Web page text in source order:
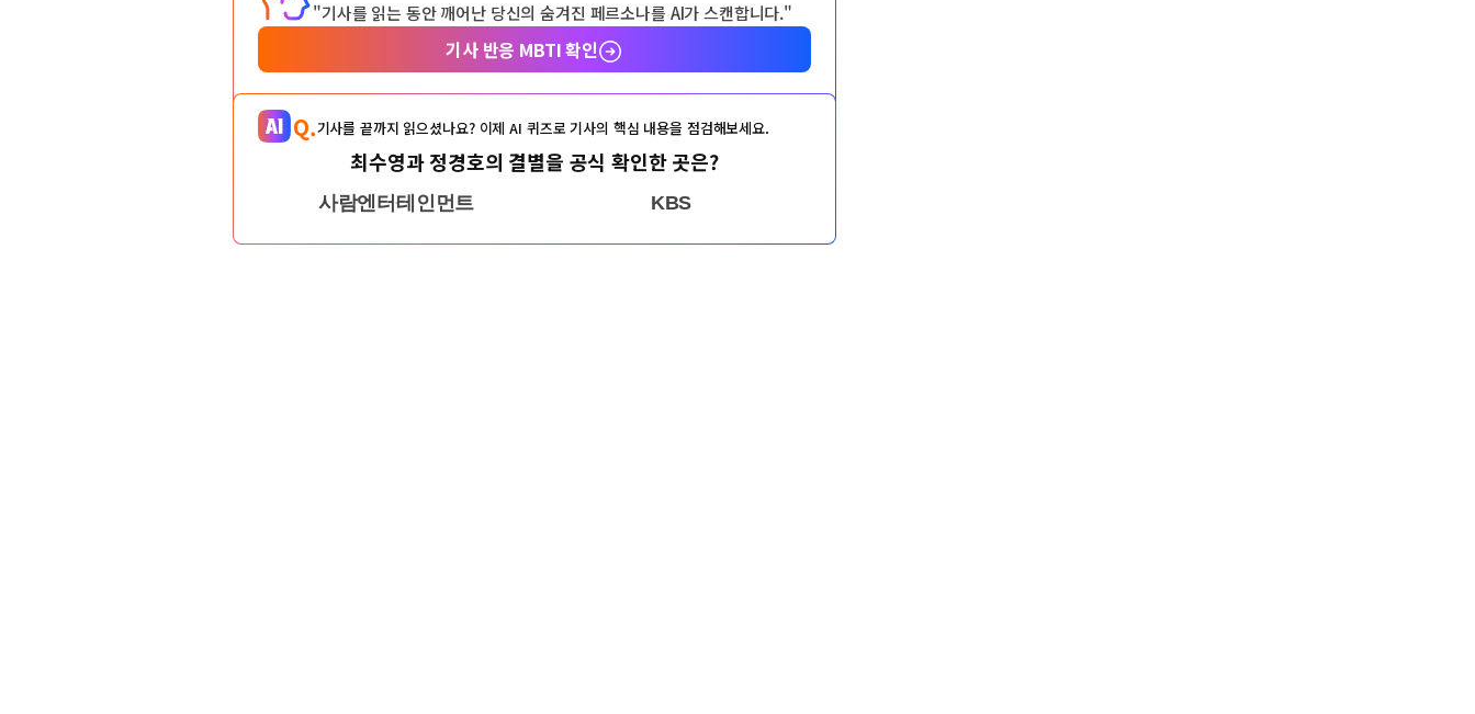
"기사를 읽는 동안 깨어난 당신의 숨겨진 페르소나를 AI가 스캔합니다."
기사 반응 MBTI 확인
Q.기사를 끝까지 읽으셨나요? 이제 AI 퀴즈로 기사의 핵심 내용을 점검해보세요.
최수영과 정경호의 결별을 공식 확인한 곳은?
사람엔터테인먼트 KBS